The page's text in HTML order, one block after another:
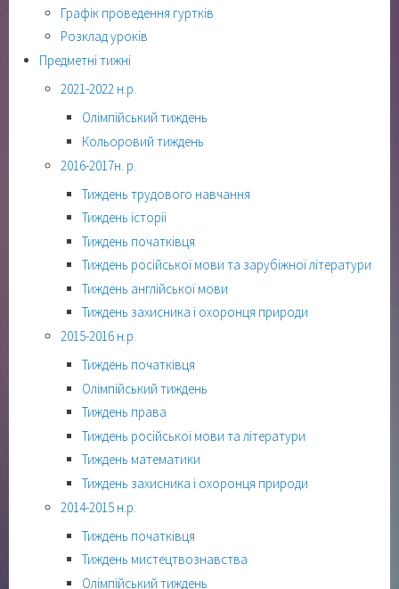
Графік проведення гуртків
Розклад уроків
Предметні тижні
2021-2022 н.р.
Олімпійський тиждень
Кольоровий тиждень
2016-2017н. р.
Тиждень трудового навчання
Тиждень історії
Тиждень початківця
Тиждень російської мови та зарубіжної літератури
Тиждень англійської мови
Тиждень захисника і охоронця природи
2015-2016 н.р.
Тиждень початківця
Олімпійський тиждень
Тиждень права
Тиждень російської мови та літератури
Тиждень математики
Тиждень захисника і охоронця природи
2014-2015 н.р.
Тиждень початківця
Тиждень мистецтвознавства
Олімпійський тиждень